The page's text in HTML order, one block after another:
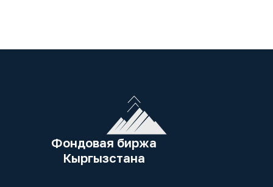
Фондовая биржа
Кыргызстана